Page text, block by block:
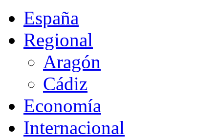
España
Regional
Aragón
Cádiz
Economía
Internacional